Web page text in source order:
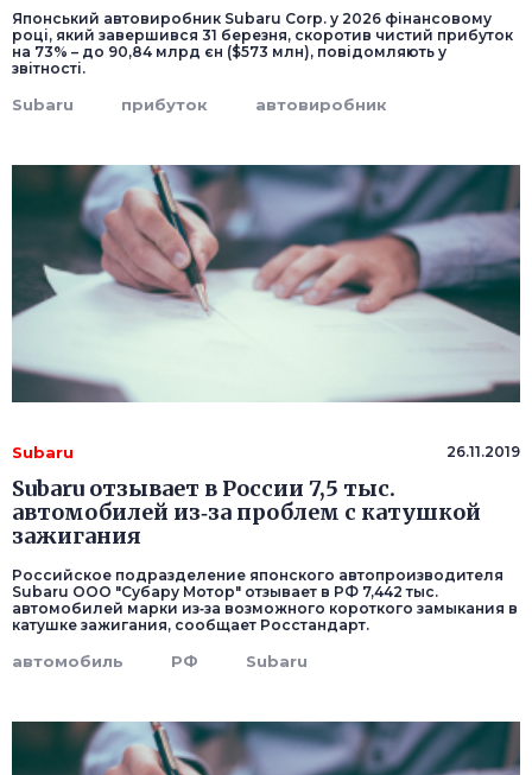
Японський автовиробник Subaru Corp. у 2026 фінансовому
році, який завершився 31 березня, скоротив чистий прибуток
на 73% – до 90,84 млрд єн ($573 млн), повідомляють у
звітності.
Subaru прибуток автовиробник
Subaru 26.11.2019
Subaru отзывает в России 7,5 тыс.
автомобилей из‑за проблем с катушкой
зажигания
Российское подразделение японского автопроизводителя
Subaru ООО "Субару Мотор" отзывает в РФ 7,442 тыс.
автомобилей марки из‑за возможного короткого замыкания в
катушке зажигания, сообщает Росстандарт.
автомобиль РФ Subaru